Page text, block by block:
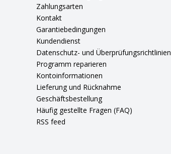
Zahlungsarten
Kontakt
Garantiebedingungen
Kundendienst
Datenschutz- und Überprüfungsrichtlinien
Programm reparieren
Kontoinformationen
Lieferung und Rücknahme
Geschäftsbestellung
Häufig gestellte Fragen (FAQ)
RSS feed